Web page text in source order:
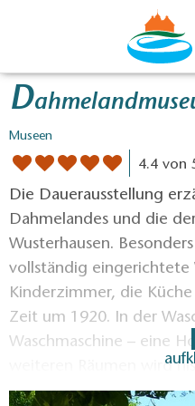
D
Museen
4.4 von
Die Dauerausstellung
Dahmelandes und die
Wusterhausen.
vollständig eingerichtete
Kinderzimmer, die
Zeit um 1920. In der
Waschmaschine – eine
weiteren Räumen wird
von zwölf